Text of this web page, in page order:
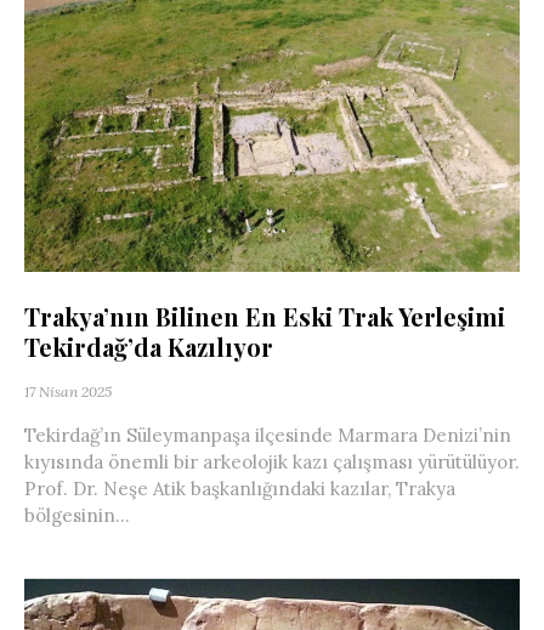
Trakya’nın Bilinen En Eski Trak Yerleşimi
Tekirdağ’da Kazılıyor
17 Nisan 2025
Tekirdağ’ın Süleymanpaşa ilçesinde Marmara Denizi’nin
kıyısında önemli bir arkeolojik kazı çalışması yürütülüyor.
Prof. Dr. Neşe Atik başkanlığındaki kazılar, Trakya
bölgesinin...